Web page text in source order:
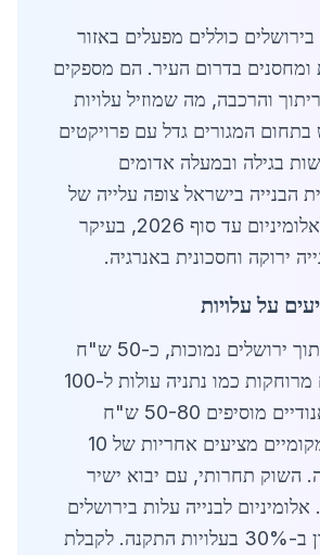
כוללים מפעלים באזור
ומחסנים בדרום העיר. הם מספקים
והרכבה, מה שמוזיל עלויות
בתחום המגורים גדל עם פרויקטים
בגילה ובמעלה אדומים
הבנייה בישראל צופה עלייה של
12% בביקוש לאלומיניום עד סוף 2026, בעיקר
ירוקה וחסכונית באנרגיה.
על עלויות
עלויות הובלה בתוך ירושלים נמוכות, כ-50 ש"ח
לטון, אך לערים מרוחקות כמו נתניה עולות ל-100
ש"ח. ציפויים אנודיים מוסיפים 50-80 ש"ח
למטר. ספקים מקומיים מציעים אחריות של 10
השוק תחרותי, עם יבוא ישיר
לבנייה עלות בירושלים
לקבלת